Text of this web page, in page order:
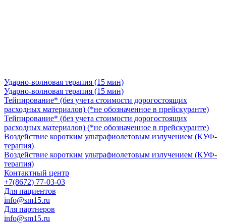
Ударно-волновая терапия (15 мин)
Ударно-волновая терапия (15 мин)
Тейпирование* (без учета стоимости дорогостоящих
расходных материалов) (*не обозначенное в прейскуранте)
Тейпирование* (без учета стоимости дорогостоящих
расходных материалов) (*не обозначенное в прейскуранте)
Воздействие коротким ультрафиолетовым излучением (КУФ-
терапия)
Воздействие коротким ультрафиолетовым излучением (КУФ-
терапия)
Контактный центр
+7(8672) 77-03-03
Для пациентов
info@sm15.ru
Для партнеров
info@sm15.ru